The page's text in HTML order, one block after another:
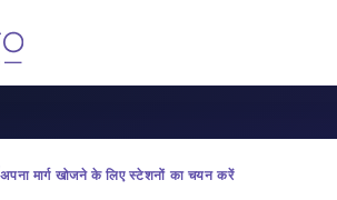
अपना मार्ग खोजने के लिए स्टेशनों का चयन करें